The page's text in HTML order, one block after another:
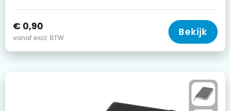
€ 0,90
vanaf excl. BTW Bekijk